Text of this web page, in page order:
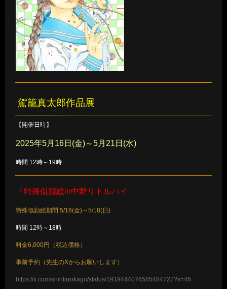
駕籠真太郎作品展
【開催日時】
2025年5月16日(金)～5月21日(水)
時間 12時～19時
「特殊似顔絵in中野リトルハイ」
特殊似顔絵期間 5/16(金)～5/18(日)
時間 12時～18時
料金6,000円（税込価格）
事前予約（先生のXからお願いします）
https://x.com/shintarokago/status/1919444076585484727?s=46